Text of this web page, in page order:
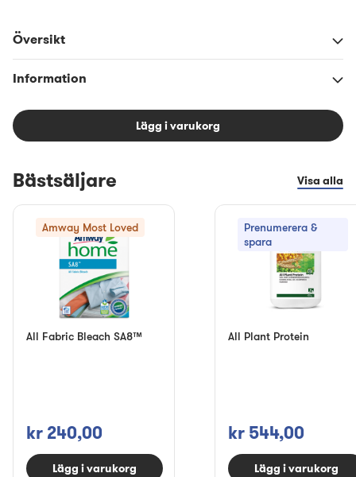
Översikt
Information
Lägg i varukorg
Bästsäljare Visa alla
Amway Most Loved
All Fabric Bleach SA8™
kr 240,00
Lägg i varukorg
Prenumerera &
spara
All Plant Protein
kr 544,00
Lägg i varukorg